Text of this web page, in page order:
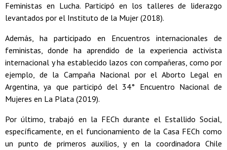
Feministas en Lucha. Participó en los talleres de liderazgo
levantados por el Instituto de la Mujer (2018).
Además, ha participado en Encuentros internacionales de
feministas, donde ha aprendido de la experiencia activista
internacional y ha establecido lazos con compañeras, como por
ejemplo, de la Campaña Nacional por el Aborto Legal en
Argentina, ya que participó del 34° Encuentro Nacional de
Mujeres en La Plata (2019).
Por último, trabajó en la FECh durante el Estallido Social,
específicamente, en el funcionamiento de la Casa FECh como
un punto de primeros auxilios, y en la coordinadora Chile